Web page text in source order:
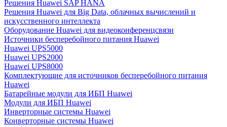
Решения Huawei SAP HANA
Решения Huawei для Big Data, облачных вычислений и
искусственного интеллекта
Оборудование Huawei для видеоконференцсвязи
Источники бесперебойного питания Huawei
Huawei UPS5000
Huawei UPS2000
Huawei UPS8000
Комплектующие для источников бесперебойного питания
Huawei
Батарейные модули для ИБП Huawei
Модули для ИБП Huawei
Инверторные системы Huawei
Конверторные системы Huawei